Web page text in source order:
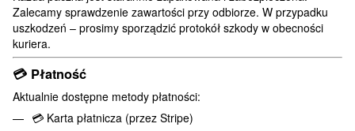
Zalecamy sprawdzenie zawartości przy odbiorze. W przypadku
uszkodzeń – prosimy sporządzić protokół szkody w obecności
kuriera.
💳 Płatność
Aktualnie dostępne metody płatności:
💳 Karta płatnicza (przez Stripe)